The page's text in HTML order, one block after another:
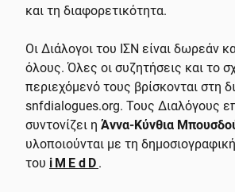
και τη διαφορετικότητα.
Οι Διάλογοι του ΙΣΝ είναι δωρεάν
όλους. Όλες οι συζητήσεις και το
περιεχόμενό τους βρίσκονται στη
snfdialogues.org. Τους Διαλόγους
συντονίζει η Άννα-Κύνθια
υλοποιούνται με τη
του iMEdD .